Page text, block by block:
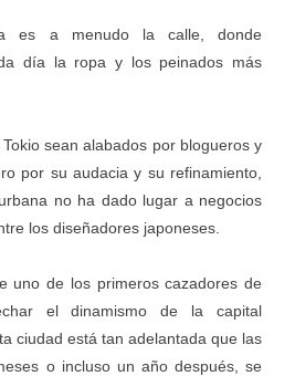
es a menudo la calle, donde
día la ropa y los peinados más
sean alabados por blogueros y
por su audacia y su refinamiento,
no ha dado lugar a negocios
los diseñadores japoneses.
uno de los primeros cazadores de
el dinamismo de la capital
ciudad está tan adelantada que las
o incluso un año después, se